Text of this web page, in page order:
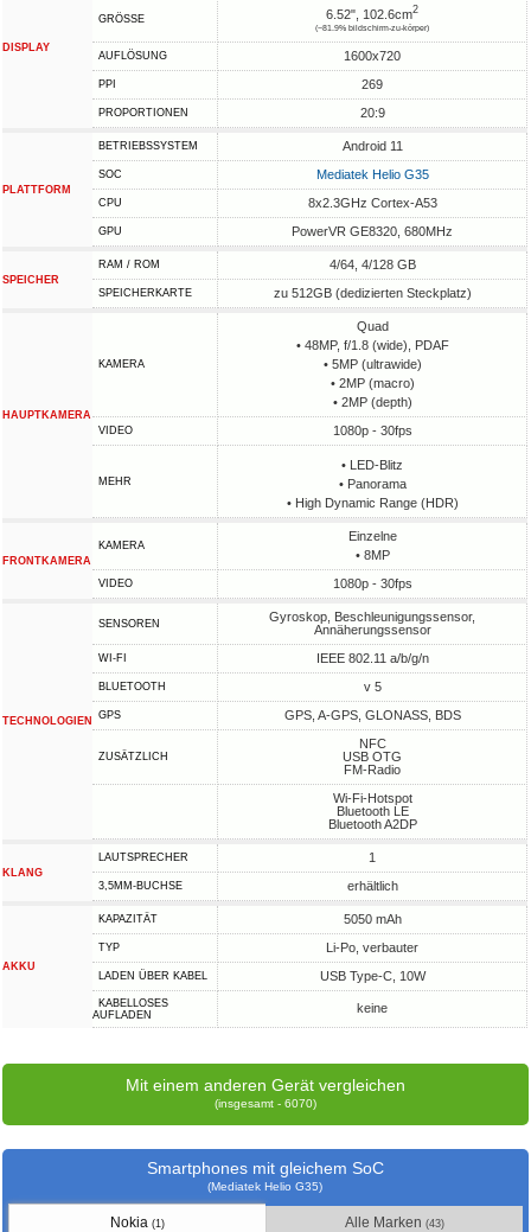
DISPLAY
GRÖSSE 6.52", 102.6cm2
(~81.9% bildschirm-zu-körper)
AUFLÖSUNG 1600x720
PPI 269
PROPORTIONEN 20:9
PLATTFORM
BETRIEBSSYSTEM Android 11
SOC Mediatek Helio G35
CPU 8x2.3GHz Cortex-A53
GPU PowerVR GE8320, 680MHz
SPEICHER
RAM / ROM 4/64, 4/128 GB
SPEICHERKARTE zu 512GB (dedizierten Steckplatz)
HAUPTKAMERA
KAMERA
Quad
• 48MP, f/1.8 (wide), PDAF
• 5MP (ultrawide)
• 2MP (macro)
• 2MP (depth)
VIDEO 1080p - 30fps
MEHR
• LED-Blitz
• Panorama
• High Dynamic Range (HDR)
FRONTKAMERA
KAMERA
Einzelne
• 8MP
VIDEO 1080p - 30fps
TECHNOLOGIEN
SENSOREN
Gyroskop, Beschleunigungssensor,
Annäherungssensor
WI-FI IEEE 802.11 a/b/g/n
BLUETOOTH v 5
GPS GPS, A-GPS, GLONASS, BDS
ZUSÄTZLICH
NFC
USB OTG
FM-Radio
Wi-Fi-Hotspot
Bluetooth LE
Bluetooth A2DP
KLANG
LAUTSPRECHER 1
3,5MM-BUCHSE erhältlich
AKKU
KAPAZITÄT 5050 mAh
TYP Li-Po, verbauter
LADEN ÜBER KABEL USB Type-C, 10W
KABELLOSES
AUFLADEN
keine
Mit einem anderen Gerät vergleichen
(insgesamt - 6070)
Smartphones mit gleichem SoC
(Mediatek Helio G35)
Nokia (1) Alle Marken (43)